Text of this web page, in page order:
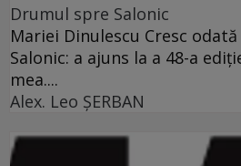
Drumul spre Salonic
Mariei Dinulescu Cresc odată
Salonic: a ajuns la a 48-a
mea....
Alex. Leo ŞERBAN